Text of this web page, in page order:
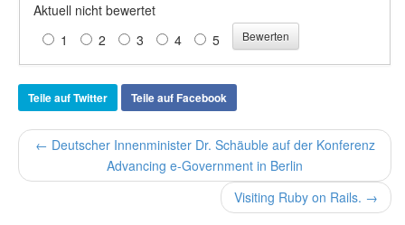
Aktuell nicht bewertet
1
2 3 4 5
Teile auf Twitter Teile auf Facebook
← Deutscher Innenminister Dr. Schäuble auf der Konferenz
Advancing e-Government in Berlin
Visiting Ruby on Rails. →